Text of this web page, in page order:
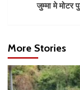
जुम्मा मे मोटर
More Stories